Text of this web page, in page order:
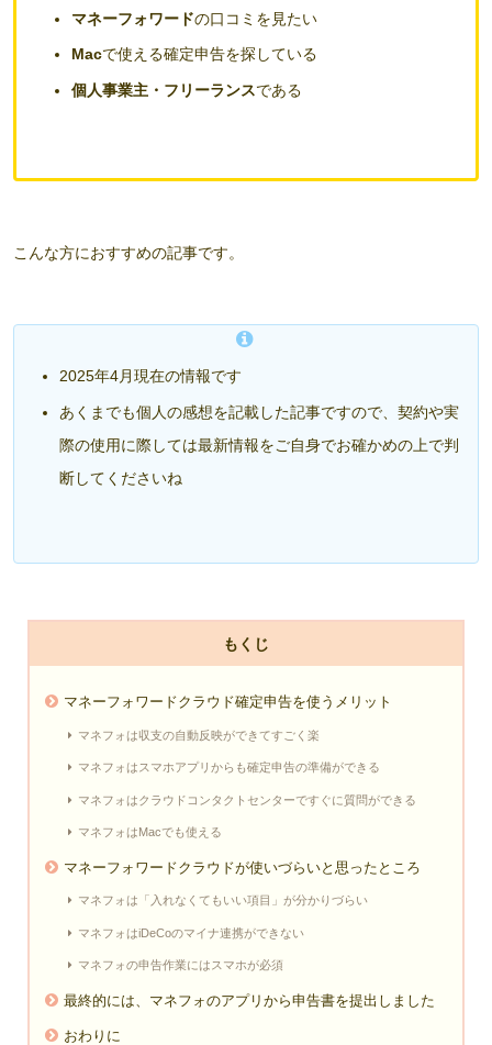
マネーフォワードの口コミを見たい
Macで使える確定申告を探している
個人事業主・フリーランスである
こんな方におすすめの記事です。
2025年4月現在の情報です
あくまでも個人の感想を記載した記事ですので、契約や実
際の使用に際しては最新情報をご自身でお確かめの上で判
断してくださいね
もくじ
マネーフォワードクラウド確定申告を使うメリット
マネフォは収支の自動反映ができてすごく楽
マネフォはスマホアプリからも確定申告の準備ができる
マネフォはクラウドコンタクトセンターですぐに質問ができる
マネフォはMacでも使える
マネーフォワードクラウドが使いづらいと思ったところ
マネフォは「入れなくてもいい項目」が分かりづらい
マネフォはiDeCoのマイナ連携ができない
マネフォの申告作業にはスマホが必須
最終的には、マネフォのアプリから申告書を提出しました
おわりに